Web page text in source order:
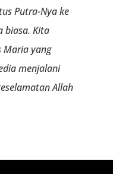
Putra-Nya ke
biasa. Kita
Maria yang
menjalani
Allah